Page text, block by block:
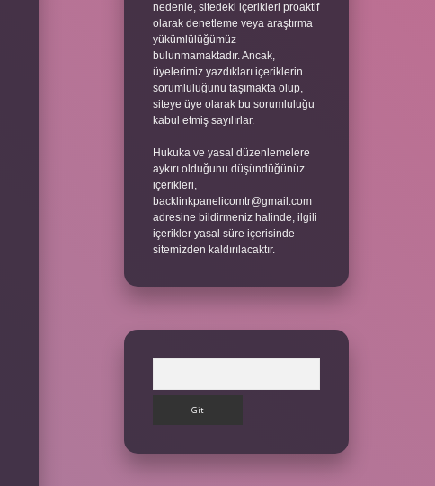
nedenle, sitedeki içerikleri proaktif
olarak denetleme veya araştırma
yükümlülüğümüz
bulunmamaktadır. Ancak,
üyelerimiz yazdıkları içeriklerin
sorumluluğunu taşımakta olup,
siteye üye olarak bu sorumluluğu
kabul etmiş sayılırlar.
Hukuka ve yasal düzenlemelere
aykırı olduğunu düşündüğünüz
içerikleri,
backlinkpanelicomtr@gmail.com
adresine bildirmeniz halinde, ilgili
içerikler yasal süre içerisinde
sitemizden kaldırılacaktır.